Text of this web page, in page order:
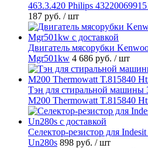
463.3.420 Philips
187 руб. / шт
Двигатель мясорубки
Mgr501kw 4 686 руб. / шт
Тэн для стиральной машины
M200 Thermowatt T.815840
Селектор-резистор для
Un280s 898 руб. / шт